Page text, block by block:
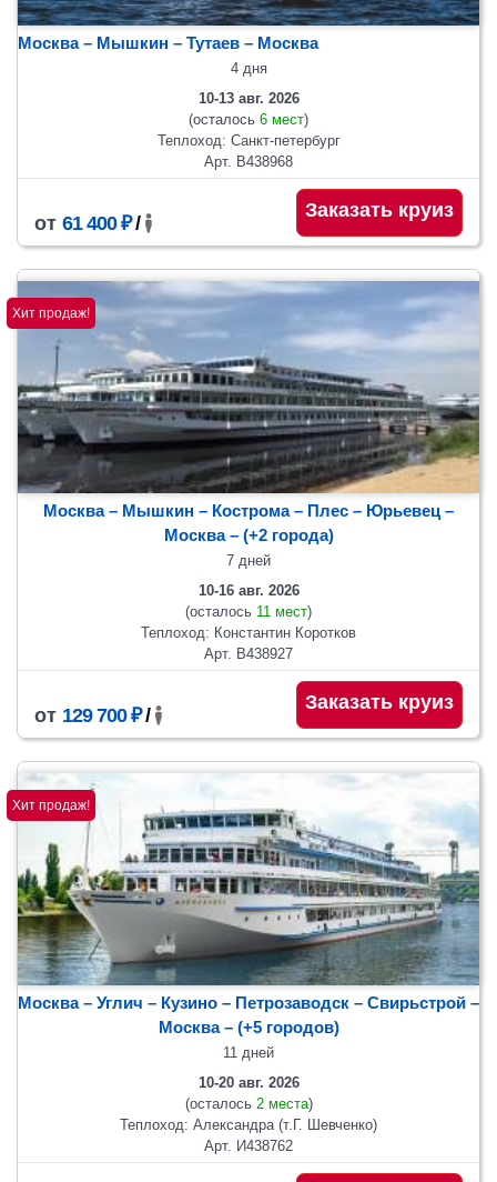
Москва – Мышкин – Тутаев – Москва
4 дня
10-13 авг. 2026
(осталось 6 мест)
Теплоход: Санкт-петербург
Арт. В438968
от 61 400 ₽/
Заказать круиз
Хит продаж!
Москва – Мышкин – Кострома – Плес – Юрьевец –
Москва– (+2 города)
7 дней
10-16 авг. 2026
(осталось 11 мест)
Теплоход: Константин Коротков
Арт. В438927
от 129 700 ₽/
Заказать круиз
Хит продаж!
Москва – Углич – Кузино – Петрозаводск – Свирьстрой –
Москва– (+5 городов)
11 дней
10-20 авг. 2026
(осталось 2 места)
Теплоход: Александра (т.Г. Шевченко)
Арт. И438762